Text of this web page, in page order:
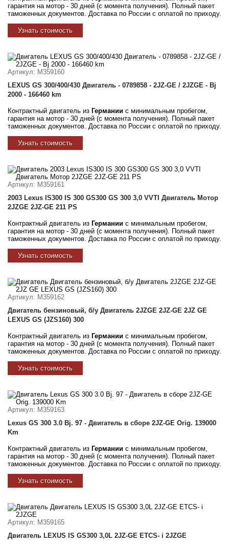
гарантия на мотор - 30 дней (с момента получения). Полный пакет
таможенных документов. Доставка по России с оплатой по приходу.
Узнать стоимость
Артикул: M359160
LEXUS GS 300/400/430 Двигатель - 0789858 - 2JZ-GE / 2JZGE - Bj
2000 - 166460 km
Контрактный двигатель из Германии с минимальным пробегом,
гарантия на мотор - 30 дней (с момента получения). Полный пакет
таможенных документов. Доставка по России с оплатой по приходу.
Узнать стоимость
Артикул: M359161
2003 Lexus IS300 IS 300 GS300 GS 300 3,0 VVTI Двигатель Мотор
2JZGE 2JZ-GE 211 PS
Контрактный двигатель из Германии с минимальным пробегом,
гарантия на мотор - 30 дней (с момента получения). Полный пакет
таможенных документов. Доставка по России с оплатой по приходу.
Узнать стоимость
Артикул: M359162
Двигатель бензиновый, б/у Двигатель 2JZGE 2JZ-GE 2JZ GE
LEXUS GS (JZS160) 300
Контрактный двигатель из Германии с минимальным пробегом,
гарантия на мотор - 30 дней (с момента получения). Полный пакет
таможенных документов. Доставка по России с оплатой по приходу.
Узнать стоимость
Артикул: M359163
Lexus GS 300 3.0 Bj. 97 - Двигатель в сборе 2JZ-GE Orig. 139000
Km
Контрактный двигатель из Германии с минимальным пробегом,
гарантия на мотор - 30 дней (с момента получения). Полный пакет
таможенных документов. Доставка по России с оплатой по приходу.
Узнать стоимость
Артикул: M359165
Двигатель LEXUS IS GS300 3,0L 2JZ-GE ETCS- i 2JZGE